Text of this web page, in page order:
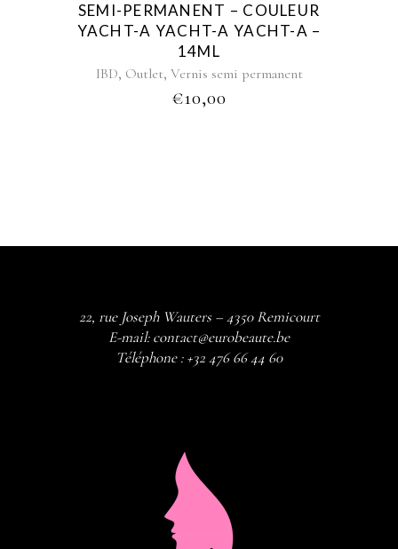
SEMI-PERMANENT – COULEUR
YACHT-A YACHT-A YACHT-A –
14ML
IBD, Outlet, Vernis semi permanent
€10,00
22, rue Joseph Wauters – 4350 Remicourt
E-mail:contact@eurobeaute.be
Téléphone :+32 476 66 44 60